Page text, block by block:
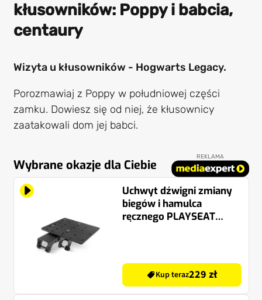
kłusowników: Poppy i babcia,
centaury
Wizyta u kłusowników - Hogwarts Legacy.
Porozmawiaj z Poppy w południowej części
zamku. Dowiesz się od niej, że kłusownicy
zaatakowali dom jej babci.
Wybrane okazje dla Ciebie
REKLAMA
Uchwyt dźwigni zmiany
biegów i hamulca
ręcznego PLAYSEAT
Kup teraz229 zł